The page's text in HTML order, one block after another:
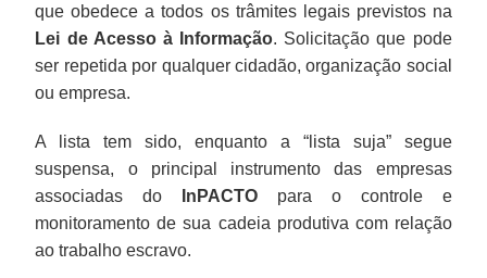
que obedece a todos os trâmites legais previstos na
Lei de Acesso à Informação. Solicitação que pode
ser repetida por qualquer cidadão, organização social
ou empresa.
A lista tem sido, enquanto a “lista suja” segue
suspensa, o principal instrumento das empresas
associadas do
InPACTO para o controle e
monitoramento de sua cadeia produtiva com relação
ao trabalho escravo.